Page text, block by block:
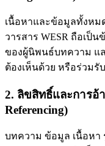
เนื้อหาและข้อมูลทั้งห
วารสาร WESR ถือเป็
ของผู้นิพนธ์บทความ แ
ต้องเห็นด้วย หรือร่วมรั
2. ลิขสิทธิ์และการอ้
Referencing)
บทความ ข้อมูล เนื้อหา